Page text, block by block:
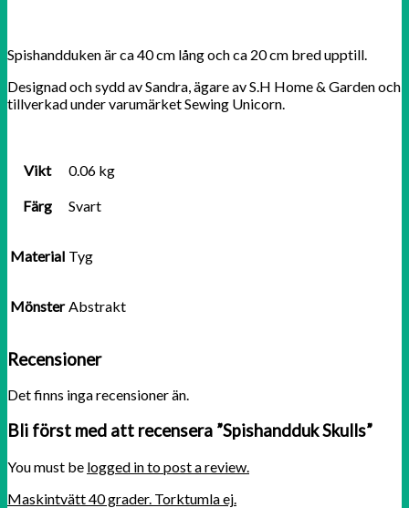
Spishandduken är ca 40 cm lång och ca 20 cm bred upptill.
Designad och sydd av Sandra, ägare av S.H Home & Garden och
tillverkad under varumärket Sewing Unicorn.
Vikt 0.06 kg
Färg Svart
Material Tyg
Mönster Abstrakt
Recensioner
Det finns inga recensioner än.
Bli först med att recensera ”Spishandduk Skulls”
You must be logged in to post a review.
Maskintvätt 40 grader. Torktumla ej.